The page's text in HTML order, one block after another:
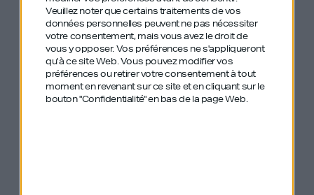
Veuillez noter que certains traitements de vos
données personnelles peuvent ne pas nécessiter
votre consentement, mais vous avez le droit de
vous y opposer. Vos préférences ne s'appliqueront
qu’à ce site Web. Vous pouvez modifier vos
préférences ou retirer votre consentement à tout
moment en revenant sur ce site et en cliquant sur le
bouton "Confidentialité" en bas de la page Web.
Les anciens
épisodes de GDIY